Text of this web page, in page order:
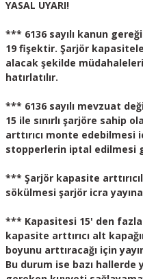
YASAL UYARI!
*** 6136 sayılı kanun
19 fişektir. Şarjör
alacak şekilde
hatırlatılır.
*** 6136 sayılı mevzuat
15 ile sınırlı şarjöre sahip
arttırıcı monte edebilmesi
stopperlerin iptal edilmesi
*** Şarjör kapasite
sökülmesi şarjör icra
*** Kapasitesi 15' den
kapasite arttırıcı alt
boyunu arttıracağı için
Bu durum ise bazı hallerde